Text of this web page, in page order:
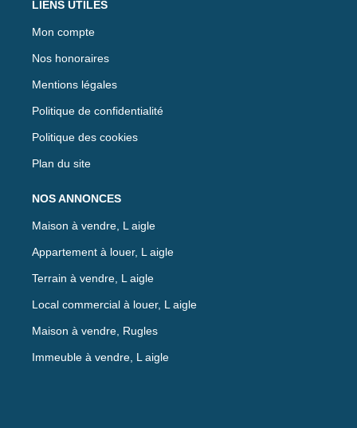
LIENS UTILES
Mon compte
Nos honoraires
Mentions légales
Politique de confidentialité
Politique des cookies
Plan du site
NOS ANNONCES
Maison à vendre, L aigle
Appartement à louer, L aigle
Terrain à vendre, L aigle
Local commercial à louer, L aigle
Maison à vendre, Rugles
Immeuble à vendre, L aigle